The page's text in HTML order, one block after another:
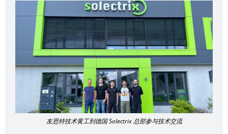
友思特技术黄工到德国 Solectrix 总部参与技术交流